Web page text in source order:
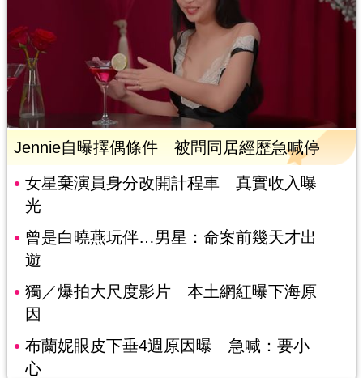
Jennie自曝擇偶條件 被問同居經歷急喊停
女星棄演員身分改開計程車 真實收入曝
光
曾是白曉燕玩伴…男星：命案前幾天才出
遊
獨／爆拍大尺度影片 本土網紅曝下海原
因
布蘭妮眼皮下垂4週原因曝 急喊：要小
心